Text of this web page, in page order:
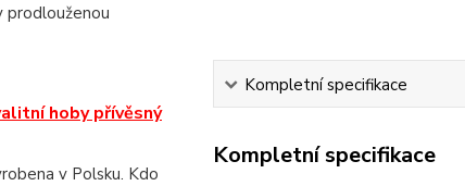
prodlouženou
hoby přívěsný
v Polsku. Kdo
Kompletní specifikace
Kompletní specifikace